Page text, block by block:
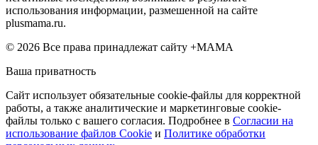
использования информации, размешенной на сайте
plusmama.ru.
© 2026 Все права принадлежат сайту +МАМА
Ваша приватность
Сайт использует обязательные cookie-файлы для корректной
работы, а также аналитические и маркетинговые cookie-
файлы только с вашего согласия. Подробнее в Согласии на
использование файлов Cookie и Политике обработки